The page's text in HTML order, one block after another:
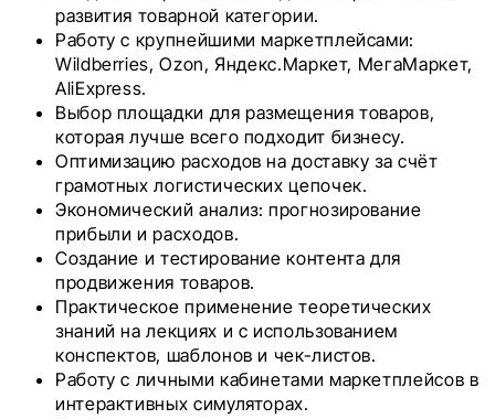
развития товарной категории.
Работу с крупнейшими маркетплейсами:
Wildberries, Ozon, Яндекс.Маркет, МегаМаркет,
AliExpress.
Выбор площадки для размещения товаров,
которая лучше всего подходит бизнесу.
Оптимизацию расходов на доставку за счёт
грамотных логистических цепочек.
Экономический анализ: прогнозирование
прибыли и расходов.
Создание и тестирование контента для
продвижения товаров.
Практическое применение теоретических
знаний на лекциях и с использованием
конспектов, шаблонов и чек-листов.
Работу с личными кабинетами маркетплейсов в
интерактивных симуляторах.